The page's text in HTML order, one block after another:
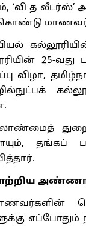
‘வி த
கொண்டு
25-
விழா,
தங்கப்